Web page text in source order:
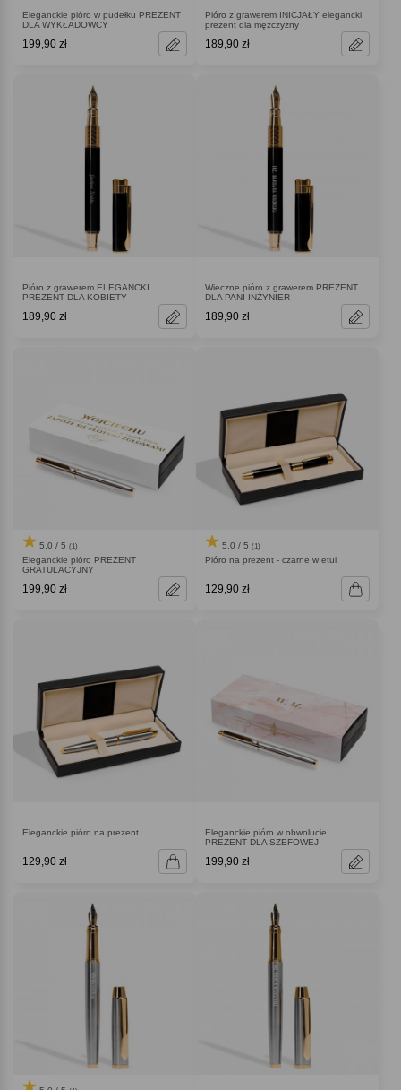
Eleganckie pióro w pudełku PREZENT
DLA WYKŁADOWCY
199,90 zł
Pióro z grawerem INICJAŁY elegancki
prezent dla mężczyzny
189,90 zł
Pióro z grawerem ELEGANCKI
PREZENT DLA KOBIETY
189,90 zł
Wieczne pióro z grawerem PREZENT
DLA PANI INŻYNIER
189,90 zł
5.0 / 5 (1)
Eleganckie pióro PREZENT
GRATULACYJNY
199,90 zł
5.0 / 5 (1)
Pióro na prezent - czarne w etui
129,90 zł
Eleganckie pióro na prezent
129,90 zł
Eleganckie pióro w obwolucie
PREZENT DLA SZEFOWEJ
199,90 zł